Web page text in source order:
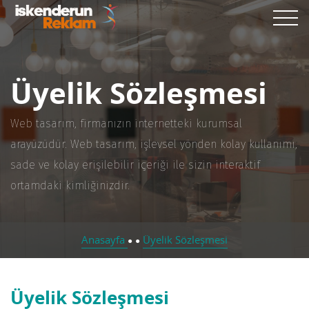
Üyelik Sözleşmesi
Web tasarım, firmanızın internetteki kurumsal
arayüzüdür. Web tasarım, işlevsel yönden kolay kullanımı,
sade ve kolay erişilebilir içeriği ile sizin interaktif
ortamdaki kimliğinizdir.
Anasayfa ● ● Üyelik Sözleşmesi
Üyelik Sözleşmesi